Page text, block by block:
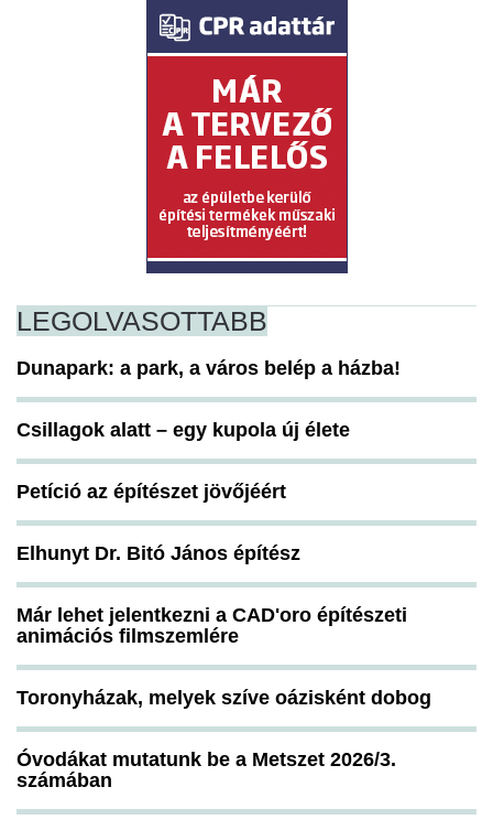
LEGOLVASOTTABB
Dunapark: a park, a város belép a házba!
Csillagok alatt – egy kupola új élete
Petíció az építészet jövőjéért
Elhunyt Dr. Bitó János építész
Már lehet jelentkezni a CAD'oro építészeti
animációs filmszemlére
Toronyházak, melyek szíve oázisként dobog
Óvodákat mutatunk be a Metszet 2026/3.
számában